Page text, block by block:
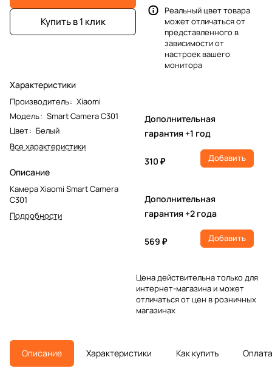
Купить в 1 клик
Характеристики
Производитель: Xiaomi
Модель: Smart Camera C301
Цвет: Белый
Все характеристики
Описание
Камера Xiaomi Smart Camera
C301
Подробности
Реальный цвет товара
может отличаться от
представленного в
зависимости от
настроек вашего
монитора
Дополнительная
гарантия +1 год
310 ₽ Добавить
Дополнительная
гарантия +2 года
569 ₽ Добавить
Цена действительна только для
интернет-магазина и может
отличаться от цен в розничных
магазинах
Описание Характеристики Как купить Оплата